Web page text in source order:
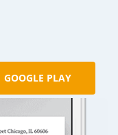
GOOGLE PLAY